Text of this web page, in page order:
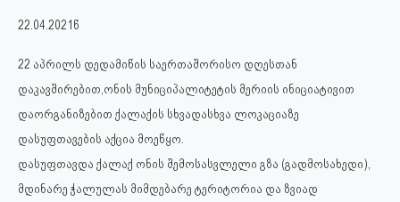
22.04.2021წ
22 აპრილს დედამიწის საერთაშორისო დღესთან
დაკავშირებით,ონის მუნიციპალიტეტის მერიის ინიციატივით
დაორგანიზებით ქალაქის სხვადასხვა ლოკაციაზე
დასუფთავების აქცია მოეწყო.
დასუფთავდა ქალაქ ონის შემოსასვლელი გზა (გადმოსახედი),
მდინარე ჭალულას მიმდებარე ტერიტორია და ზვიად